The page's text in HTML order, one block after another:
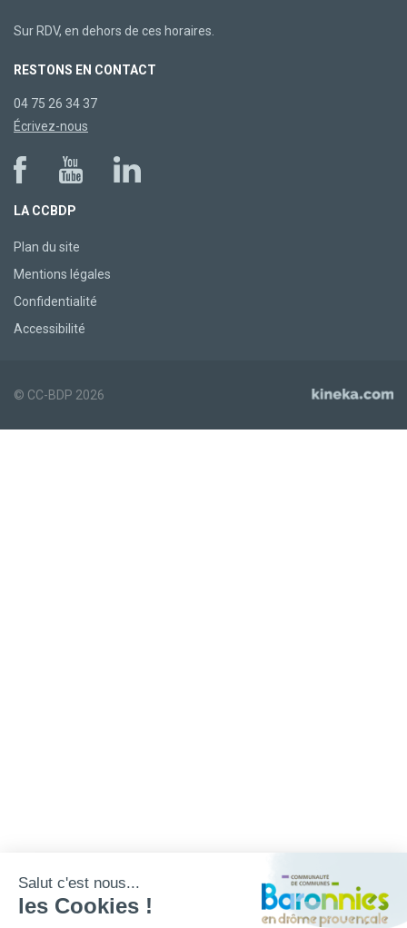
Sur RDV, en dehors de ces horaires.
RESTONS EN CONTACT
04 75 26 34 37
Écrivez-nous
LA CCBDP
Plan du site
Mentions légales
Confidentialité
Accessibilité
© CC-BDP 2026